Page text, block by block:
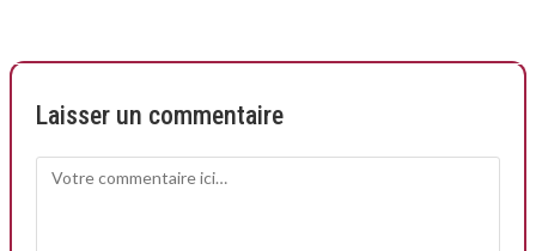
Laisser un commentaire